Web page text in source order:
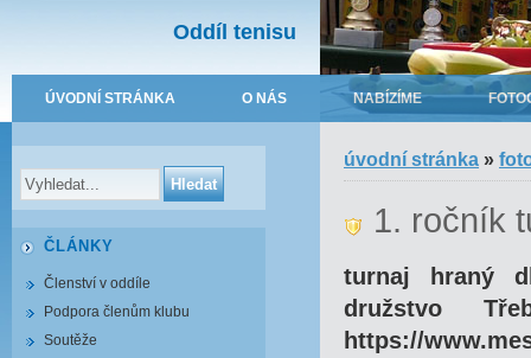
Oddíl tenisu
ÚVODNÍ STRÁNKA O NÁS NABÍZÍME
úvodní stránka »
1. ročník
turnaj hraný
družstvo
https://
ČLÁNKY
Členství v oddíle
Podpora členům klubu
Soutěže